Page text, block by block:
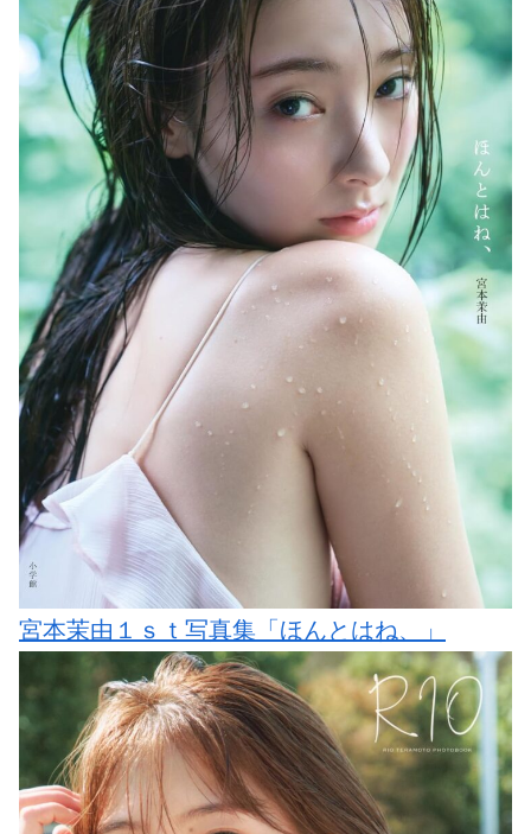
宮本茉由１ｓｔ写真集「ほんとはね、」